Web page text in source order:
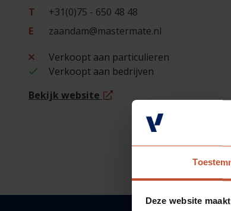
Deze website
T
+31(0)75 - 650 48 48
E
zaandam@mastermate.nl
Verkoopt aan particulieren
Verkoopt aan bedrijven
Bekijk website